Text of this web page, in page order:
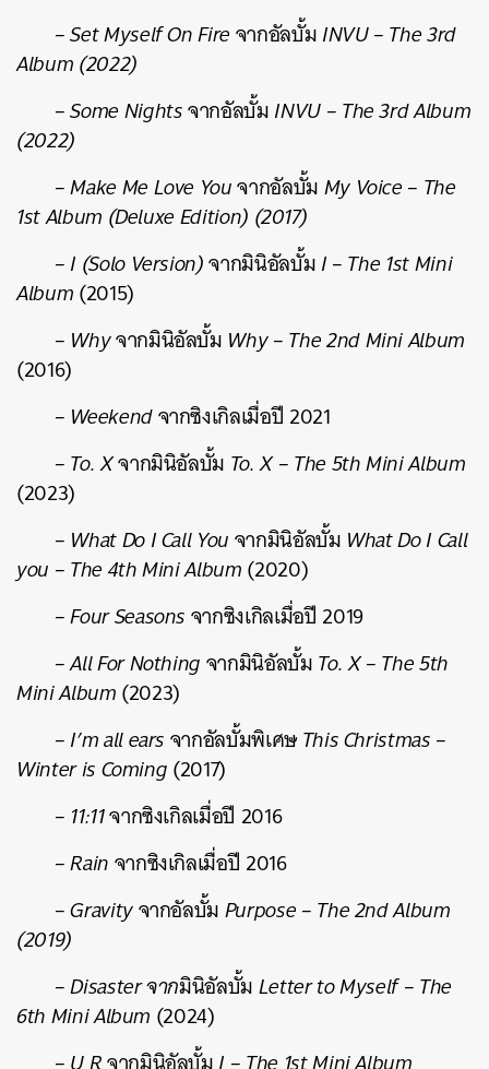
– Set Myself On Fireจากอัลบั้มINVU – The 3rd
Album (2022)
– Some Nightsจากอัลบั้มINVU – The 3rd Album
(2022)
– Make Me Love Youจากอัลบั้มMy Voice – The
1st Album (Deluxe Edition) (2017)
– I (Solo Version)จากมินิอัลบั้มI – The 1st Mini
Album(2015)
– Whyจากมินิอัลบั้ม Why – The 2nd Mini Album
(2016)
– Weekendจากซิงเกิลเมื่อปี 2021
– To. Xจากมินิอัลบั้ม To. X – The 5th Mini Album
(2023)
– What Do I Call Youจากมินิอัลบั้ม What Do I Call
you – The 4th Mini Album(2020)
– Four Seasonsจากซิงเกิลเมื่อปี 2019
– All For Nothingจากมินิอัลบั้มTo. X – The 5th
Mini Album(2023)
– I’m all earsจากอัลบั้มพิเศษThis Christmas –
Winter is Coming(2017)
– 11:11จากซิงเกิลเมื่อปี 2016
– Rainจากซิงเกิลเมื่อปี 2016
– Gravityจากอัลบั้มPurpose – The 2nd Album
(2019)
– Disaster จากมินิอัลบั้มLetter to Myself – The
6th Mini Album (2024)